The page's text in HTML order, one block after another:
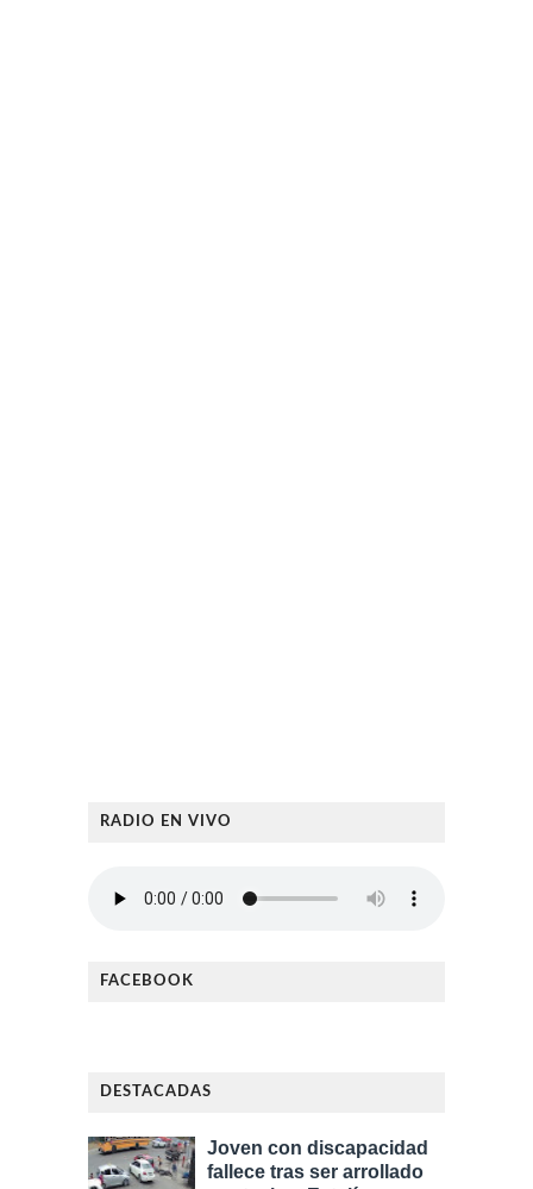
RADIO EN VIVO
FACEBOOK
DESTACADAS
Joven con discapacidad
fallece tras ser arrollado